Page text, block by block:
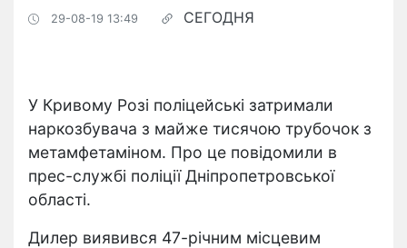
29-08-19 13:49 СЕГОДНЯ
У Кривому Розі поліцейські затримали
наркозбувача з майже тисячою трубочок з
метамфетаміном. Про це повідомили в
прес-службі поліції Дніпропетровської
області.
Дилер виявився 47-річним місцевим